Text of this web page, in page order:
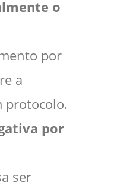
o
por
a
protocolo.
por
ser